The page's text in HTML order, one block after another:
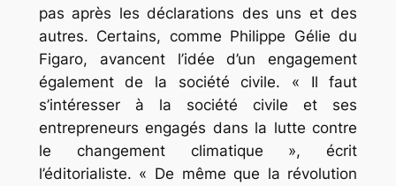
pas après les déclarations des uns et des
autres. Certains, comme Philippe Gélie du
Figaro, avancent l’idée d’un engagement
également de la société civile. « Il faut
s’intéresser à la société civile et ses
entrepreneurs engagés dans la lutte contre
le changement climatique », écrit
l’éditorialiste. « De même que la révolution